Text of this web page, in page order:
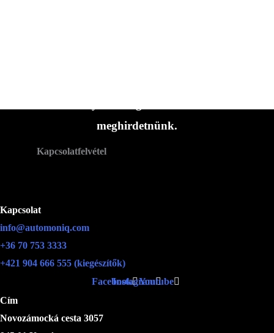
meghirdetnünk.
Kapcsolatfelvétel
Kapcsolat
info@automoniq.com
+36 70 753 3333
+421 904 666 555 (kiegészítők)
FacebookInstagramYoutube
Cím
Novozámocká cesta 3057